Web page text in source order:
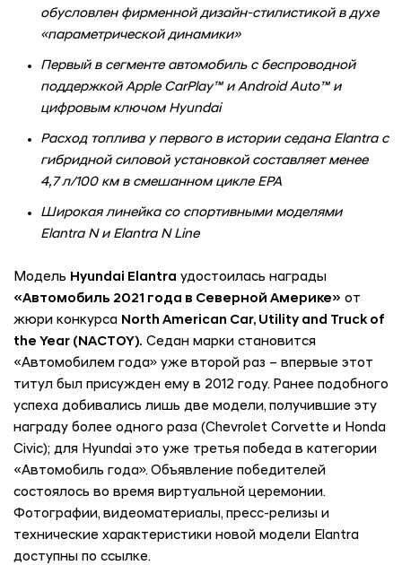
обусловлен фирменной дизайн-стилистикой в духе
«параметрической динамики»
Первый в сегменте автомобиль с беспроводной
поддержкой Apple CarPlay™ и Android Auto™ и
цифровым ключом Hyundai
Расход топлива у первого в истории седана Elantra с
гибридной силовой установкой составляет менее
4,7 л/100 км в смешанном цикле EPA
Широкая линейка со спортивными моделями
Elantra N и Elantra N Line
Модель Hyundai Elantra удостоилась награды
«Автомобиль 2021 года в Северной Америке» от
жюри конкурса North American Car, Utility and Truck of
the Year (NACTOY). Седан марки становится
«Автомобилем года» уже второй раз – впервые этот
титул был присужден ему в 2012 году. Ранее подобного
успеха добивались лишь две модели, получившие эту
награду более одного раза (Chevrolet Corvette и Honda
Civic); для Hyundai это уже третья победа в категории
«Автомобиль года». Объявление победителей
состоялось во время виртуальной церемонии.
Фотографии, видеоматериалы, пресс-релизы и
технические характеристики новой модели Elantra
доступны по ссылке.